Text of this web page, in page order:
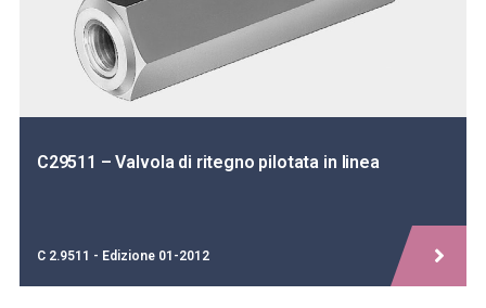
C29511 – Valvola di ritegno pilotata in linea
C 2.9511 - Edizione 01-2012